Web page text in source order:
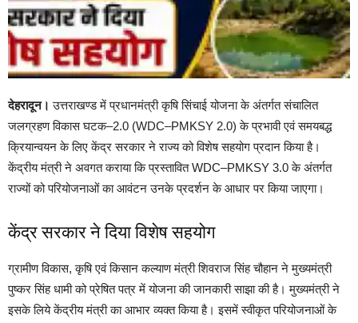
देहरादून।उत्तराखण्ड में प्रधानमंत्री कृषि सिंचाई योजना के अंतर्गत संचालित
जलग्रहण विकास घटक–2.0 (WDC–PMKSY 2.0) के प्रभावी एवं समयबद्ध
क्रियान्वयन के लिए केंद्र सरकार ने राज्य को विशेष सहयोग प्रदान किया है।
केंद्रीय मंत्री ने अवगत कराया कि प्रस्तावित WDC–PMKSY 3.0 के अंतर्गत
राज्यों को परियोजनाओं का आवंटन उनके प्रदर्शन के आधार पर किया जाएगा।
केंद्र सरकार ने दिया विशेष सहयोग
ग्रामीण विकास, कृषि एवं किसान कल्याण मंत्री शिवराज सिंह चौहान ने मुख्यमंत्री
पुष्कर सिंह धामी को प्रेषित पत्र में योजना की जानकारी साझा की है। मुख्यमंत्री ने
इसके लिये केंद्रीय मंत्री का आभार व्यक्त किया है। इसमें स्वीकृत परियोजनाओं के